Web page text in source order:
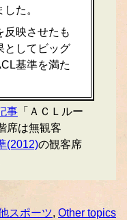
た。
反映させたも
としてビッグ
基準を満た
事 「ＡＣＬルー
席は無観客
(2012)の観客席
スポーツ, Other topics